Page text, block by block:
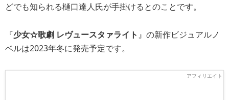
どでも知られる樋口達人氏が手掛けるとのことです。
『少女☆歌劇 レヴュースタァライト 』の新作ビジュアルノ
ベルは2023年冬に発売予定です。